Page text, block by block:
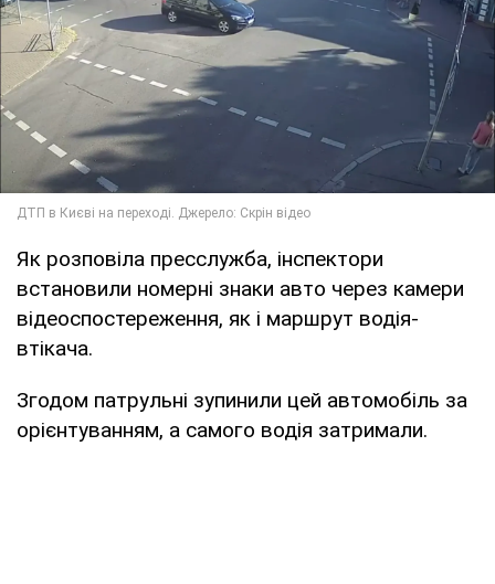
Як розповіла пресслужба, інспектори
встановили номерні знаки авто через камери
відеоспостереження, як і маршрут водія-
втікача.
Згодом патрульні зупинили цей автомобіль за
орієнтуванням, а самого водія затримали.